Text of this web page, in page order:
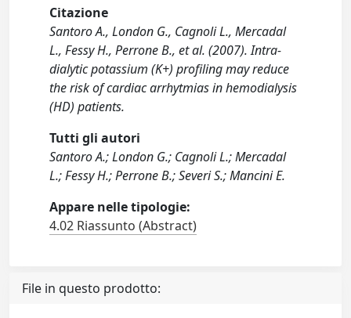
Citazione
Santoro A., London G., Cagnoli L., Mercadal
L., Fessy H., Perrone B., et al. (2007). Intra-
dialytic potassium (K+) profiling may reduce
the risk of cardiac arrhytmias in hemodialysis
(HD) patients.
Tutti gli autori
Santoro A.; London G.; Cagnoli L.; Mercadal
L.; Fessy H.; Perrone B.; Severi S.; Mancini E.
Appare nelle tipologie:
4.02 Riassunto (Abstract)
File in questo prodotto: